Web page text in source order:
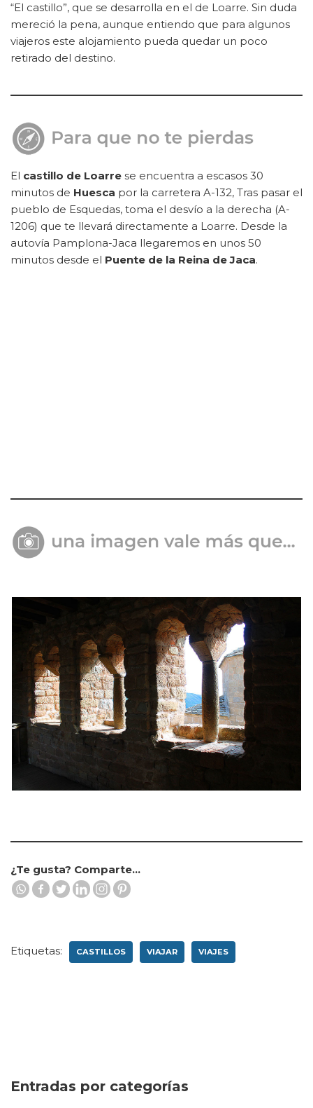
“El castillo”, que se desarrolla en el de Loarre. Sin duda
mereció la pena, aunque entiendo que para algunos
viajeros este alojamiento pueda quedar un poco
retirado del destino.
El castillo de Loarre se encuentra a escasos 30
minutos de Huesca por la carretera A-132, Tras pasar el
pueblo de Esquedas, toma el desvío a la derecha (A-
1206) que te llevará directamente a Loarre. Desde la
autovía Pamplona-Jaca llegaremos en unos 50
minutos desde el Puente de la Reina de Jaca.
¿Te gusta? Comparte...
Etiquetas: CASTILLOS VIAJAR VIAJES
Entradas por categorías